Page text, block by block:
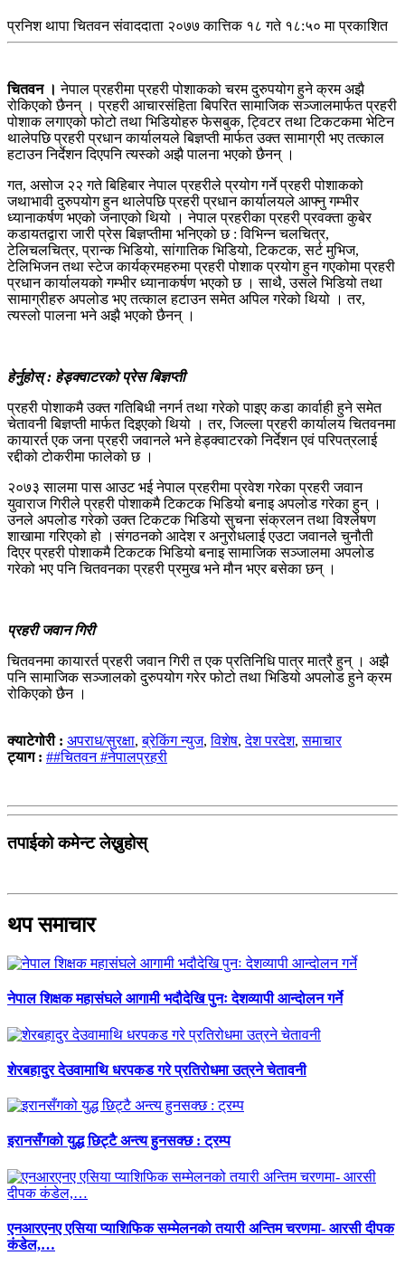
प्रनिश थापा चितवन संवाददाता २०७७ कात्तिक १८ गते १८:५० मा प्रकाशित
चितवन । नेपाल प्रहरीमा प्रहरी पोशाकको चरम दुरुपयोग हुने क्रम अझै
रोकिएको छैनन् । प्रहरी आचारसंहिता बिपरित सामाजिक सञ्जालमार्फत प्रहरी
पोशाक लगाएको फोटो तथा भिडियोहरु फेसबुक, ट्विटर तथा टिकटकमा भेटिन
थालेपछि प्रहरी प्रधान कार्यालयले बिज्ञप्ती मार्फत उक्त सामाग्री भए तत्काल
हटाउन निर्देशन दिएपनि त्यस्को अझै पालना भएको छैनन् ।
गत, असोज २२ गते बिहिबार नेपाल प्रहरीले प्रयोग गर्ने प्रहरी पोशाकको
जथाभावी दुरुपयोग हुन थालेपछि प्रहरी प्रधान कार्यालयले आफ्नु गम्भीर
ध्यानाकर्षण भएको जनाएको थियो । नेपाल प्रहरीका प्रहरी प्रवक्ता कुबेर
कडायतद्वारा जारी प्रेस बिज्ञप्तीमा भनिएको छ : विभिन्न चलचित्र,
टेलिचलचित्र, प्रान्क भिडियो, सांगातिक भिडियो, टिकटक, सर्ट मुभिज,
टेलिभिजन तथा स्टेज कार्यक्रमहरुमा प्रहरी पोशाक प्रयोग हुन गएकोमा प्रहरी
प्रधान कार्यालयको गम्भीर ध्यानाकर्षण भएको छ । साथै, उसले भिडियो तथा
सामाग्रीहरु अपलोड भए तत्काल हटाउन समेत अपिल गरेको थियो । तर,
त्यस्लो पालना भने अझै भएको छैनन् ।
हेर्नुहोस् : हेड्क्वाटरको प्रेस बिज्ञप्ती
प्रहरी पोशाकमै उक्त गतिबिधी नगर्न तथा गरेको पाइए कडा कार्वाही हुने समेत
चेतावनी बिज्ञप्ती मार्फत दिइएको थियो । तर, जिल्ला प्रहरी कार्यालय चितवनमा
कायारर्त एक जना प्रहरी जवानले भने हेड्क्वाटरको निर्देशन एवं परिपत्रलाई
रद्दीको टोकरीमा फालेको छ ।
२०७३ सालमा पास आउट भई नेपाल प्रहरीमा प्रवेश गरेका प्रहरी जवान
युवाराज गिरीले प्रहरी पोशाकमै टिकटक भिडियो बनाइ अपलोड गरेका हुन् ।
उनले अपलोड गरेको उक्त टिकटक भिडियो सुचना संक्रलन तथा विश्लेषण
शाखामा गरिएको हो ।संगठनको आदेश र अनुरोधलाई एउटा जवानलेे चुनौती
दिएर प्रहरी पोशाकमै टिकटक भिडियो बनाइ सामाजिक सञ्जालमा अपलोड
गरेको भए पनि चितवनका प्रहरी प्रमुख भने मौन भएर बसेका छन् ।
प्रहरी जवान गिरी
चितवनमा कायारर्त प्रहरी जवान गिरी त एक प्रतिनिधि पात्र मात्रै हुन् । अझै
पनि सामाजिक सञ्जालको दुरुपयोग गरेर फोटो तथा भिडियो अपलोड हुने क्रम
रोकिएको छैन ।
क्याटेगोरी : अपराध/सुरक्षा,ब्रेकिंग न्युज,विशेष,देश परदेश,समाचार
ट्याग : ##चितवन #नेपालप्रहरी
तपाईको कमेन्ट लेख्नुहोस्
थप समाचार
नेपाल शिक्षक महासंघले आगामी भदौदेखि पुनः देशव्यापी आन्दोलन गर्ने
शेरबहादुर देउवामाथि धरपकड गरे प्रतिरोधमा उत्रने चेतावनी
इरानसँगको युद्ध छिट्टै अन्त्य हुनसक्छ : ट्रम्प
एनआरएनए एसिया प्याशिफिक सम्मेलनको तयारी अन्तिम चरणमा- आरसी दीपक
कंडेल,…